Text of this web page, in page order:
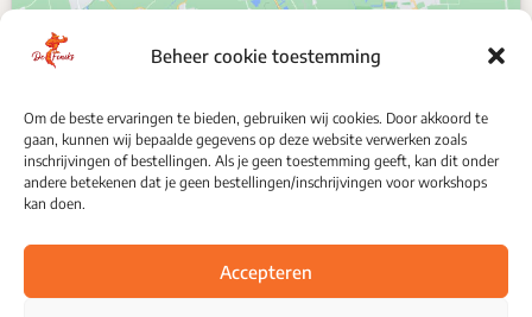
Beheer cookie toestemming
Om de beste ervaringen te bieden, gebruiken wij cookies. Door akkoord te
gaan, kunnen wij bepaalde gegevens op deze website verwerken zoals
inschrijvingen of bestellingen. Als je geen toestemming geeft, kan dit onder
andere betekenen dat je geen bestellingen/inschrijvingen voor workshops
kan doen.
Accepteren
VOLG ONS